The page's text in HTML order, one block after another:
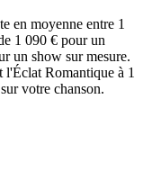
en moyenne entre 1
1 090 € pour un
un show sur mesure.
l'Éclat Romantique à 1
votre chanson.